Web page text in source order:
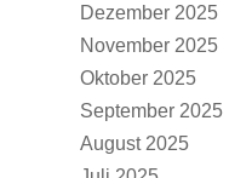
Dezember 2025
November 2025
Oktober 2025
September 2025
August 2025